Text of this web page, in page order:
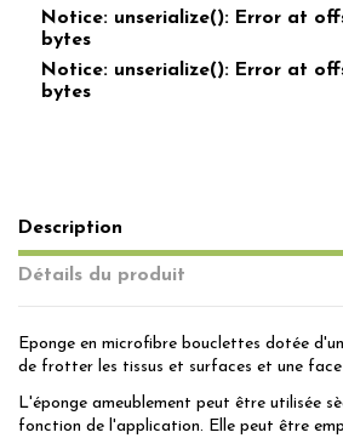
Notice: unserialize(): Error at
bytes
Notice: unserialize(): Error at
bytes
Description
Détails du produit
Eponge en microfibre bouclettes dotée
de frotter les tissus et surfaces et une face
L'éponge ameublement peut être utilisée
fonction de l'application. Elle peut être